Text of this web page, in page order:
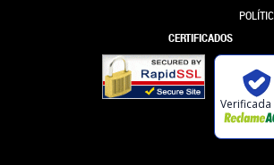
CERTIFICADOS